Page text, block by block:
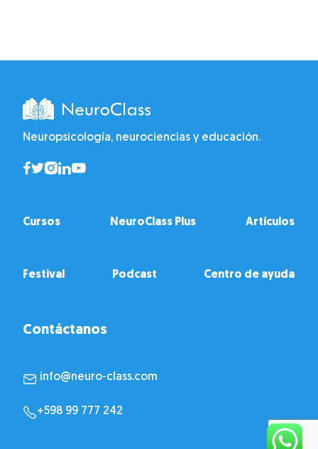
Neuropsicología, neurociencias y educación.
Cursos NeuroClass Plus Artículos
Festival Podcast Centro de ayuda
Contáctanos
info@neuro-class.com
+598 99 777 242